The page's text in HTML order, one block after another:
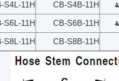
CB-S4B-11H
S4L-11H
CB-S6B-11H
S6L-11H
CB-S8B-11H
S8L-11H